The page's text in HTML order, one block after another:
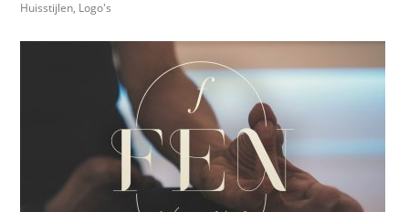
Huisstijlen, Logo's